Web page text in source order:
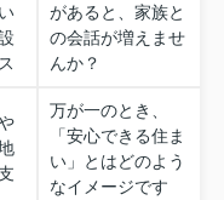
があると、家族と
の会話が増えませ
んか？
万が一のとき、
「安心できる住ま
い」とはどのよう
なイメージです